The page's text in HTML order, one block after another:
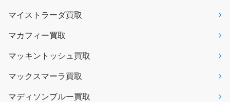
マイストラーダ買取
マカフィー買取
マッキントッシュ買取
マックスマーラ買取
マディソンブルー買取